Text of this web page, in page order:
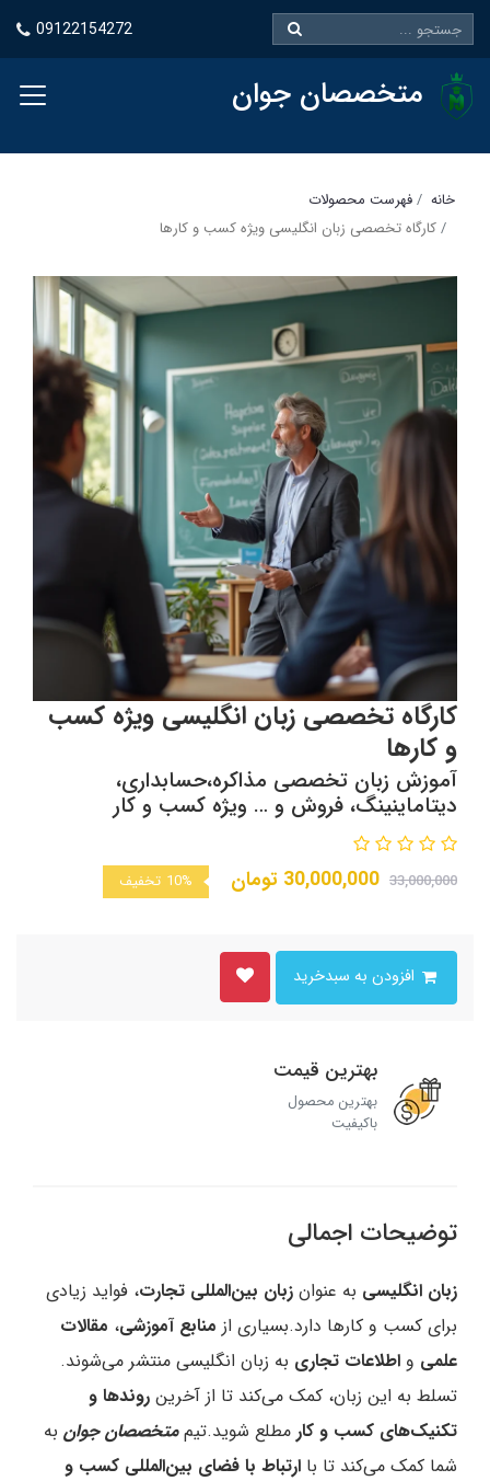
09122154272
متخصصان جوان
خانه
فهرست محصولات
کارگاه تخصصی زبان انگلیسی ویژه کسب و کارها
کارگاه تخصصی زبان انگلیسی ویژه کسب
و کارها
آموزش زبان تخصصی مذاکره،حسابداری،
دیتاماینینگ، فروش و … ویژه کسب و کار
33,000,000
30,000,000 تومان 10% تخفیف
بهترین قیمت
بهترین محصول
باکیفیت
توضیحات اجمالی
زبان انگلیسی به عنوان زبان بین‌المللی تجارت، فواید زیادی
برای کسب و کارها دارد.بسیاری از منابع آموزشی، مقالات
علمی و اطلاعات تجاری به زبان انگلیسی منتشر می‌شوند.
تسلط به این زبان، کمک می‌کند تا از آخرین روندها و
تکنیک‌های کسب و کار مطلع شوید.تیممتخصصان جوان به
شما کمک می‌کند تا با ارتباط با فضای بین‌المللی کسب و